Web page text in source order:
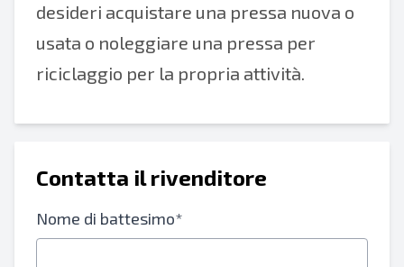
desideri acquistare una pressa nuova o
usata o noleggiare una pressa per
riciclaggio per la propria attività.
Contatta il rivenditore
Nome di battesimo*